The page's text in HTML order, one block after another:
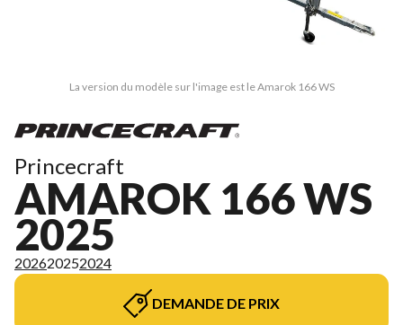
La version du modèle sur l'image est le Amarok 166 WS
Princecraft
AMAROK 166 WS
2025
202620252024
DEMANDE DE PRIX